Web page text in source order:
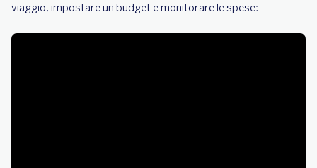
viaggio, impostare un budget e monitorare le spese: